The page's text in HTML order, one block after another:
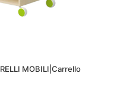
MOBILI|Carrello